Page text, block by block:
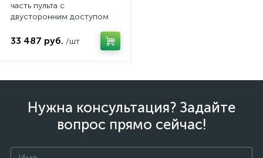
часть пульта с
двусторонним доступом
33 487 руб. /шт
Нужна консультация? Задайте
вопрос прямо сейчас!